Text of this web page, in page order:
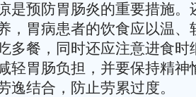
预防胃肠炎的重要措施。
，胃病患者的饮食应以温、
多餐，同时还应注意进食时
轻胃肠负担，并要保持精神
逸结合，防止劳累过度。